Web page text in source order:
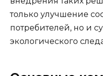
только улучшение
потребителей, но и
экологического